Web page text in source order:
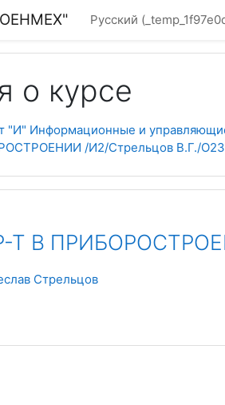
Русский
о курсе
"И" Информационные и
/И2/Стрельцов В.Г./
В
Стрельцов